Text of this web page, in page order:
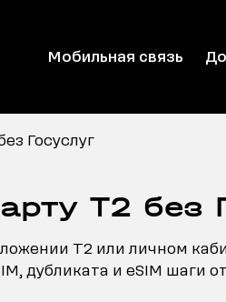
Мобильная связь
Госуслуг
T2 без
T2 или личном
дубликата и eSIM шаги